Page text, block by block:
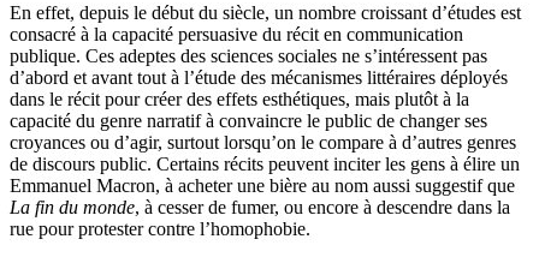
En effet, depuis le début du siècle, un nombre croissant d’études est
consacré à la capacité persuasive du récit en communication
publique. Ces adeptes des sciences sociales ne s’intéressent pas
d’abord et avant tout à l’étude des mécanismes littéraires déployés
dans le récit pour créer des effets esthétiques, mais plutôt à la
capacité du genre narratif à convaincre le public de changer ses
croyances ou d’agir, surtout lorsqu’on le compare à d’autres genres
de discours public. Certains récits peuvent inciter les gens à élire un
Emmanuel Macron, à acheter une bière au nom aussi suggestif que
La fin du monde, à cesser de fumer, ou encore à descendre dans la
rue pour protester contre l’homophobie.